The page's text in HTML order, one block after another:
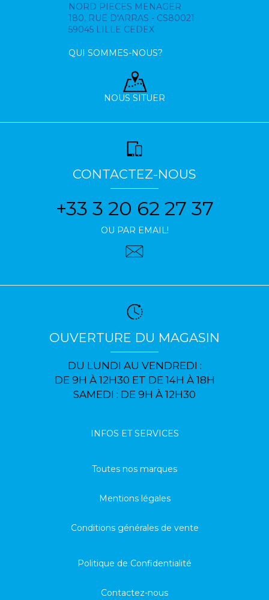
NORD PIECES MENAGER
180, RUE D'ARRAS - CS80021
59045 LILLE CEDEX
QUI SOMMES-NOUS?
NOUS SITUER
CONTACTEZ-NOUS
+33 3 20 62 27 37
OU PAR EMAIL!
OUVERTURE DU MAGASIN
DU LUNDI AU VENDREDI :
DE 9H À 12H30 ET DE 14H À 18H
SAMEDI : DE 9H À 12H30
INFOS ET SERVICES
Toutes nos marques
Mentions légales
Conditions générales de vente
Politique de Confidentialité
Contactez-nous